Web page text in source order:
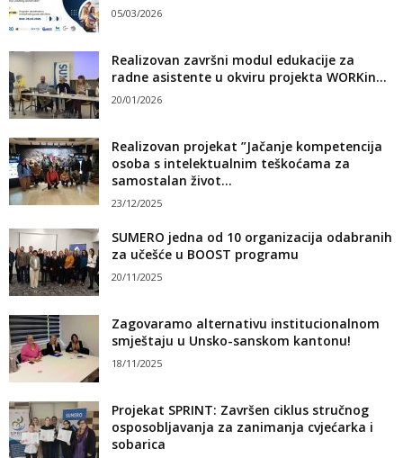
05/03/2026
Realizovan završni modul edukacije za
radne asistente u okviru projekta WORKin...
20/01/2026
Realizovan projekat ”Jačanje kompetencija
osoba s intelektualnim teškoćama za
samostalan život...
23/12/2025
SUMERO jedna od 10 organizacija odabranih
za učešće u BOOST programu
20/11/2025
Zagovaramo alternativu institucionalnom
smještaju u Unsko-sanskom kantonu!
18/11/2025
Projekat SPRINT: Završen ciklus stručnog
osposobljavanja za zanimanja cvjećarka i
sobarica